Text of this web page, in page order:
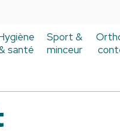
santé
Sport &
minceur